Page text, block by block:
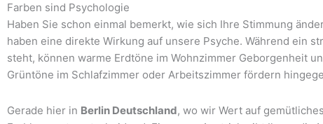
Farben sind Psychologie
Haben Sie schon einmal bemerkt, wie sich Ihre Stimmung
haben eine direkte Wirkung auf unsere Psyche. Während ein
steht, können warme Erdtöne im Wohnzimmer Geborgenheit
Grüntöne im Schlafzimmer oder Arbeitszimmer fördern
Gerade hier in Berlin Deutschland, wo wir Wert auf